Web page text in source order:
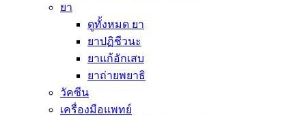
ยา
ดูทั้งหมด ยา
ยาปฏิชีวนะ
ยาแก้อักเสบ
ยาถ่ายพยาธิ
วัคซีน
เครื่องมือแพทย์